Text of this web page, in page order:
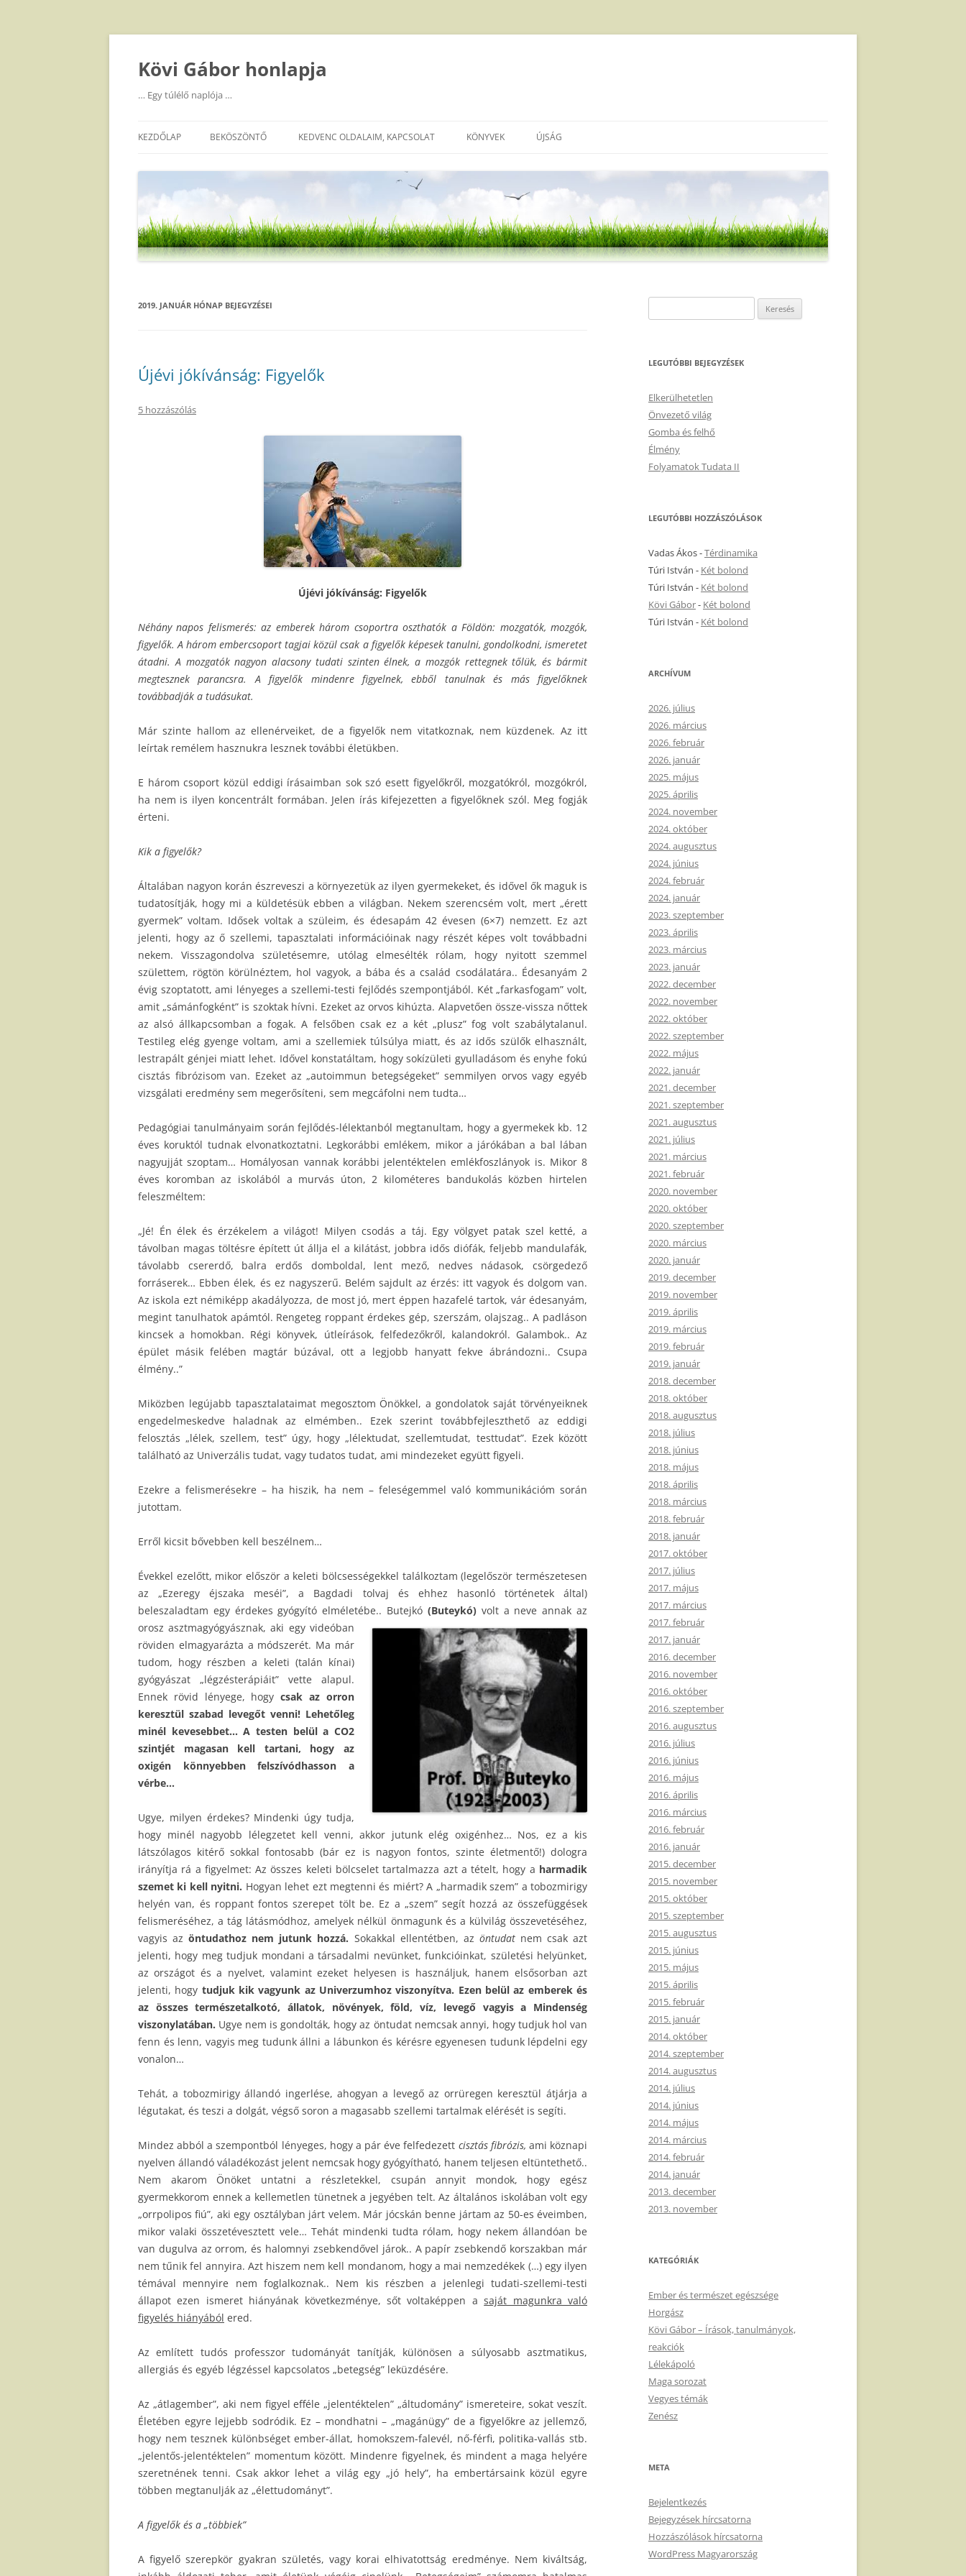
Kilépés
tartalomba
Kövi Gábor honlapja
… Egy túlélő naplója …
KEZDŐLAP BEKÖSZÖNTŐ KEDVENC OLDALAIM, KAPCSOLAT KÖNYVEK ÚJSÁG
2019. JANUÁR HÓNAP BEJEGYZÉSEI
Újévi jókívánság: Figyelők
5 hozzászólás
Újévi jókívánság: Figyelők
Néhány napos felismerés: az emberek három csoportra oszthatók a Földön: mozgatók, mozgók,
figyelők. A három embercsoport tagjai közül csak a figyelők képesek tanulni, gondolkodni, ismeretet
átadni. A mozgatók nagyon alacsony tudati szinten élnek, a mozgók rettegnek tőlük, és bármit
megtesznek parancsra. A figyelők mindenre figyelnek, ebből tanulnak és más figyelőknek
továbbadják a tudásukat.
Már szinte hallom az ellenérveiket, de a figyelők nem vitatkoznak, nem küzdenek. Az itt
leírtak remélem hasznukra lesznek további életükben.
E három csoport közül eddigi írásaimban sok szó esett figyelőkről, mozgatókról, mozgókról,
ha nem is ilyen koncentrált formában. Jelen írás kifejezetten a figyelőknek szól. Meg fogják
érteni.
Kik a figyelők?
Általában nagyon korán észreveszi a környezetük az ilyen gyermekeket, és idővel ők maguk is
tudatosítják, hogy mi a küldetésük ebben a világban. Nekem szerencsém volt, mert „érett
gyermek” voltam. Idősek voltak a szüleim, és édesapám 42 évesen (6×7) nemzett. Ez azt
jelenti, hogy az ő szellemi, tapasztalati információinak nagy részét képes volt továbbadni
nekem. Visszagondolva születésemre, utólag elmesélték rólam, hogy nyitott szemmel
születtem, rögtön körülnéztem, hol vagyok, a bába és a család csodálatára.. Édesanyám 2
évig szoptatott, ami lényeges a szellemi-testi fejlődés szempontjából. Két „farkasfogam” volt,
amit „sámánfogként” is szoktak hívni. Ezeket az orvos kihúzta. Alapvetően össze-vissza nőttek
az alsó állkapcsomban a fogak. A felsőben csak ez a két „plusz” fog volt szabálytalanul.
Testileg elég gyenge voltam, ami a szellemiek túlsúlya miatt, és az idős szülők elhasznált,
lestrapált génjei miatt lehet. Idővel konstatáltam, hogy sokízületi gyulladásom és enyhe fokú
cisztás fibrózisom van. Ezeket az „autoimmun betegségeket” semmilyen orvos vagy egyéb
vizsgálati eredmény sem megerősíteni, sem megcáfolni nem tudta…
Pedagógiai tanulmányaim során fejlődés-lélektanból megtanultam, hogy a gyermekek kb. 12
éves koruktól tudnak elvonatkoztatni. Legkorábbi emlékem, mikor a járókában a bal lában
nagyujját szoptam… Homályosan vannak korábbi jelentéktelen emlékfoszlányok is. Mikor 8
éves koromban az iskolából a murvás úton, 2 kilométeres bandukolás közben hirtelen
feleszméltem:
„Jé! Én élek és érzékelem a világot! Milyen csodás a táj. Egy völgyet patak szel ketté, a
távolban magas töltésre épített út állja el a kilátást, jobbra idős diófák, feljebb mandulafák,
távolabb csererdő, balra erdős domboldal, lent mező, nedves nádasok, csörgedező
forráserek… Ebben élek, és ez nagyszerű. Belém sajdult az érzés: itt vagyok és dolgom van.
Az iskola ezt némiképp akadályozza, de most jó, mert éppen hazafelé tartok, vár édesanyám,
megint tanulhatok apámtól. Rengeteg roppant érdekes gép, szerszám, olajszag.. A padláson
kincsek a homokban. Régi könyvek, útleírások, felfedezőkről, kalandokról. Galambok.. Az
épület másik felében magtár búzával, ott a legjobb hanyatt fekve ábrándozni.. Csupa
élmény..”
Miközben legújabb tapasztalataimat megosztom Önökkel, a gondolatok saját törvényeiknek
engedelmeskedve haladnak az elmémben.. Ezek szerint továbbfejleszthető az eddigi
felosztás „lélek, szellem, test” úgy, hogy „lélektudat, szellemtudat, testtudat”. Ezek között
található az Univerzális tudat, vagy tudatos tudat, ami mindezeket együtt figyeli.
Ezekre a felismerésekre – ha hiszik, ha nem – feleségemmel való kommunikációm során
jutottam.
Erről kicsit bővebben kell beszélnem…
Évekkel ezelőtt, mikor először a keleti bölcsességekkel találkoztam (legelőször természetesen
az „Ezeregy éjszaka meséi”, a Bagdadi tolvaj és ehhez hasonló történetek által)
beleszaladtam egy érdekes gyógyító elméletébe.. Butejkó (Buteykó) volt a neve annak az
orosz asztmagyógyásznak, aki egy videóban
röviden elmagyarázta a módszerét. Ma már
tudom, hogy részben a keleti (talán kínai)
gyógyászat „légzésterápiáit” vette alapul.
Ennek rövid lényege, hogycsak az orron
keresztül szabad levegőt venni! Lehetőleg
minél kevesebbet… A testen belül a CO2
szintjét magasan kell tartani, hogy az
oxigén könnyebben felszívódhasson a
vérbe…
Ugye, milyen érdekes? Mindenki úgy tudja,
hogy minél nagyobb lélegzetet kell venni, akkor jutunk elég oxigénhez… Nos, ez a kis
látszólagos kitérő sokkal fontosabb (bár ez is nagyon fontos, szinte életmentő!) dologra
irányítja rá a figyelmet: Az összes keleti bölcselet tartalmazza azt a tételt, hogy a harmadik
szemet ki kell nyitni. Hogyan lehet ezt megtenni és miért? A „harmadik szem” a tobozmirigy
helyén van, és roppant fontos szerepet tölt be. Ez a „szem” segít hozzá az összefüggések
felismeréséhez, a tág látásmódhoz, amelyek nélkül önmagunk és a külvilág összevetéséhez,
vagyis azöntudathoz nem jutunk hozzá. Sokakkal ellentétben, az öntudatnem csak azt
jelenti, hogy meg tudjuk mondani a társadalmi nevünket, funkcióinkat, születési helyünket,
az országot és a nyelvet, valamint ezeket helyesen is használjuk, hanem elsősorban azt
jelenti, hogy tudjuk kik vagyunk az Univerzumhoz viszonyítva. Ezen belül az emberek és
az összes természetalkotó, állatok, növények, föld, víz, levegő vagyis a Mindenség
viszonylatában. Ugye nem is gondolták, hogy az öntudat nemcsak annyi, hogy tudjuk hol van
fenn és lenn, vagyis meg tudunk állni a lábunkon és kérésre egyenesen tudunk lépdelni egy
vonalon…
Tehát, a tobozmirigy állandó ingerlése, ahogyan a levegő az orrüregen keresztül átjárja a
légutakat, és teszi a dolgát, végső soron a magasabb szellemi tartalmak elérését is segíti.
Mindez abból a szempontból lényeges, hogy a pár éve felfedezett cisztás fibrózis, ami köznapi
nyelven állandó váladékozást jelent nemcsak hogy gyógyítható, hanem teljesen eltüntethető..
Nem akarom Önöket untatni a részletekkel, csupán annyit mondok, hogy egész
gyermekkorom ennek a kellemetlen tünetnek a jegyében telt. Az általános iskolában volt egy
„orrpolipos fiú”, aki egy osztályban járt velem. Már jócskán benne jártam az 50-es éveimben,
mikor valaki összetévesztett vele… Tehát mindenki tudta rólam, hogy nekem állandóan be
van dugulva az orrom, és halomnyi zsebkendővel járok.. A papír zsebkendő korszakban már
nem tűnik fel annyira. Azt hiszem nem kell mondanom, hogy a mai nemzedékek (…) egy ilyen
témával mennyire nem foglalkoznak.. Nem kis részben a jelenlegi tudati-szellemi-testi
állapot ezen ismeret hiányának következménye, sőt voltaképpen asaját magunkra való
figyelés hiányából ered.
Az említett tudós professzor tudományát tanítják, különösen a súlyosabb asztmatikus,
allergiás és egyéb légzéssel kapcsolatos „betegség” leküzdésére.
Az „átlagember”, aki nem figyel efféle „jelentéktelen” „áltudomány” ismereteire, sokat veszít.
Életében egyre lejjebb sodródik. Ez – mondhatni – „magánügy” de a figyelőkre az jellemző,
hogy nem tesznek különbséget ember-állat, homokszem-falevél, nő-férfi, politika-vallás stb.
„jelentős-jelentéktelen” momentum között. Mindenre figyelnek, és mindent a maga helyére
szeretnének tenni. Csak akkor lehet a világ egy „jó hely”, ha embertársaink közül egyre
többen megtanulják az „élettudományt”.
A figyelők és a „többiek”
A figyelő szerepkör gyakran születés, vagy korai elhivatottság eredménye. Nem kiváltság,
LEGUTÓBBI BEJEGYZÉSEK
Elkerülhetetlen
Önvezető világ
Gomba és felhő
Élmény
Folyamatok Tudata II
LEGUTÓBBI HOZZÁSZÓLÁSOK
Vadas Ákos-Térdinamika
Túri István - Két bolond
Túri István - Két bolond
Kövi Gábor- Két bolond
Túri István - Két bolond
ARCHÍVUM
2026. július
2026. március
2026. február
2026. január
2025. május
2025. április
2024. november
2024. október
2024. augusztus
2024. június
2024. február
2024. január
2023. szeptember
2023. április
2023. március
2023. január
2022. december
2022. november
2022. október
2022. szeptember
2022. május
2022. január
2021. december
2021. szeptember
2021. augusztus
2021. július
2021. március
2021. február
2020. november
2020. október
2020. szeptember
2020. március
2020. január
2019. december
2019. november
2019. április
2019. március
2019. február
2019. január
2018. december
2018. október
2018. augusztus
2018. július
2018. június
2018. május
2018. április
2018. március
2018. február
2018. január
2017. október
2017. július
2017. május
2017. március
2017. február
2017. január
2016. december
2016. november
2016. október
2016. szeptember
2016. augusztus
2016. július
2016. június
2016. május
2016. április
2016. március
2016. február
2016. január
2015. december
2015. november
2015. október
2015. szeptember
2015. augusztus
2015. június
2015. május
2015. április
2015. február
2015. január
2014. október
2014. szeptember
2014. augusztus
2014. július
2014. június
2014. május
2014. március
2014. február
2014. január
2013. december
2013. november
KATEGÓRIÁK
Ember és természet egészsége
Horgász
Kövi Gábor – Írások, tanulmányok,
reakciók
Lélekápoló
Maga sorozat
Vegyes témák
Zenész
META
Bejelentkezés
Bejegyzések hírcsatorna
Hozzászólások hírcsatorna
WordPress Magyarország